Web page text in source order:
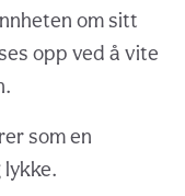
om sitt
opp ved å vite
som en
lykke.